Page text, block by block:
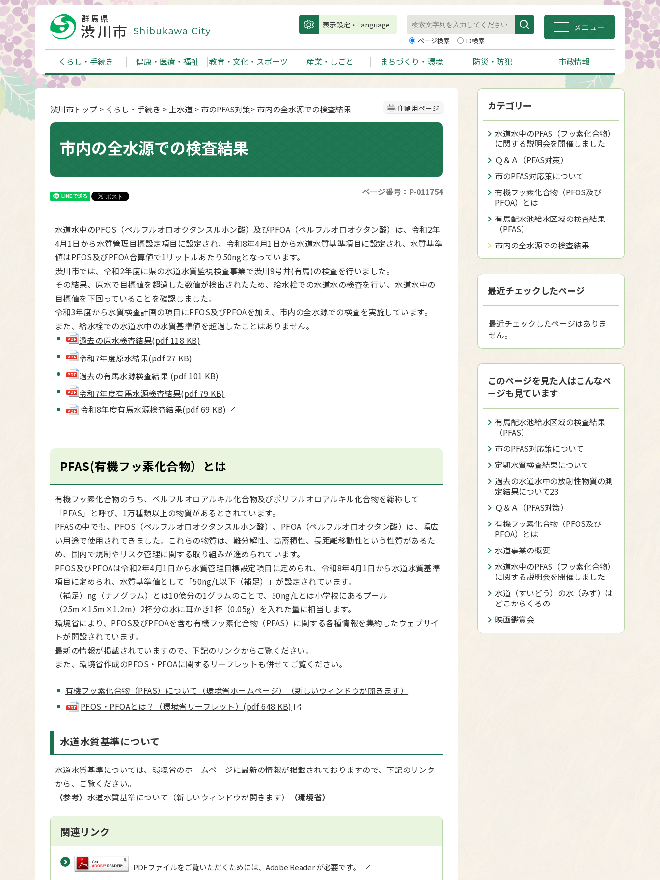
表示設定・Language
ページ検索 ID検索
メニュー
くらし・手続き 健康・医療・福祉 教育・文化・スポーツ 産業・しごと まちづくり・環境 防災・防犯 市政情報
印刷用ページ
渋川市トップ > くらし・手続き >上水道 > 市のPFAS対策> 市内の全水源での検査結果
市内の全水源での検査結果
ページ番号：P-011754
水道水中のPFOS（ペルフルオロオクタンスルホン酸）及びPFOA（ペルフルオロオクタン酸）は、令和2年
4月1日から水質管理目標設定項目に設定され、令和8年4月1日から水道水質基準項目に設定され、水質基準
値はPFOS及びPFOA合算値で1リットルあたり50ngとなっています。
渋川市では、令和2年度に県の水道水質監視検査事業で渋川9号井(有馬)の検査を行いました。
その結果、原水で目標値を超過した数値が検出されたため、給水栓での水道水の検査を行い、水道水中の
目標値を下回っていることを確認しました。
令和3年度から水質検査計画の項目にPFOS及びPFOAを加え、市内の全水源での検査を実施しています。
また、給水栓での水道水中の水質基準値を超過したことはありません。
過去の原水検査結果(pdf 118 KB)
令和7年度原水結果(pdf 27 KB)
過去の有馬水源検査結果 (pdf 101 KB)
令和7年度有馬水源検査結果(pdf 79 KB)
令和8年度有馬水源検査結果(pdf 69 KB)
PFAS(有機フッ素化合物）とは
有機フッ素化合物のうち、ペルフルオロアルキル化合物及びポリフルオロアルキル化合物を総称して
「PFAS」と呼び、1万種類以上の物質があるとされています。
PFASの中でも、PFOS（ペルフルオロオクタンスルホン酸）、PFOA（ペルフルオロオクタン酸）は、幅広
い用途で使用されてきました。これらの物質は、難分解性、高蓄積性、長距離移動性という性質があるた
め、国内で規制やリスク管理に関する取り組みが進められています。
PFOS及びPFOAは令和2年4月1日から水質管理目標設定項目に定められ、令和8年4月1日から水道水質基準
項目に定められ、水質基準値として「50ng/L以下（補足）」が設定されています。
（補足）ng（ナノグラム）とは10億分の1グラムのことで、50ng/Lとは小学校にあるプール
（25m×15m×1.2m）2杯分の水に耳かき1杯（0.05g）を入れた量に相当します。
環境省により、PFOS及びPFOAを含む有機フッ素化合物（PFAS）に関する各種情報を集約したウェブサイ
トが開設されています。
最新の情報が掲載されていますので、下記のリンクからご覧ください。
また、環境省作成のPFOS・PFOAに関するリーフレットも併せてご覧ください。
有機フッ素化合物（PFAS）について（環境省ホームページ）（新しいウィンドウが開きます）
PFOS・PFOAとは？（環境省リーフレット）(pdf 648 KB)
水道水質基準について
水道水質基準については、環境省のホームページに最新の情報が掲載されておりますので、下記のリンク
から、ご覧ください。
（参考） 水道水質基準について（新しいウィンドウが開きます） （環境省）
関連リンク
PDFファイルをご覧いただくためには、Adobe Reader が必要です。
カテゴリー
水道水中のPFAS（フッ素化合物）
に関する説明会を開催しました
Ｑ＆Ａ（PFAS対策）
市のPFAS対応策について
有機フッ素化合物（PFOS及び
PFOA）とは
有馬配水池給水区域の検査結果
（PFAS）
市内の全水源での検査結果
最近チェックしたページ
最近チェックしたページはありま
せん。
このページを見た人はこんなペ
ージも見ています
有馬配水池給水区域の検査結果
（PFAS）
市のPFAS対応策について
定期水質検査結果について
過去の水道水中の放射性物質の測
定結果について23
Ｑ＆Ａ（PFAS対策）
有機フッ素化合物（PFOS及び
PFOA）とは
水道事業の概要
水道水中のPFAS（フッ素化合物）
に関する説明会を開催しました
水道（すいどう）の水（みず）は
どこからくるの
映画鑑賞会